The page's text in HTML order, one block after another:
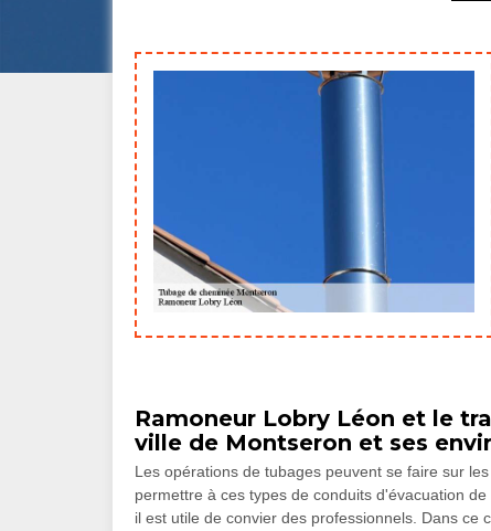
Ramoneur Lobry Léon et le
ville de Montseron et ses
Les opérations de tubages peuvent se faire sur
permettre à ces types de conduits d'évacuation
il est utile de convier des professionnels. Dans